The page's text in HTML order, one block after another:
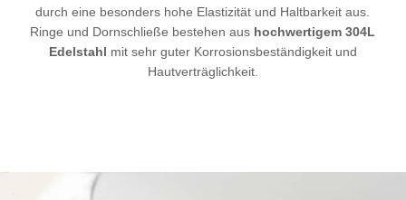
durch eine besonders hohe Elastizität und Haltbarkeit aus.
Ringe und Dornschließe bestehen aus hochwertigem 304L
Edelstahl mit sehr guter Korrosionsbeständigkeit und
Hautverträglichkeit.